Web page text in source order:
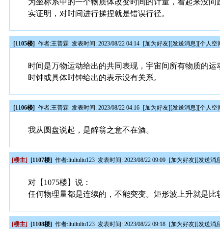
为坐标系中的一个物质体改变时间的计量，看起来没
实证明，对时间进行揉捏就是错误行径。
[1105楼] 作者:王普霖 发表时间: 2023/08/22 04:14 [加为好友][发送消息][个人空
时间是万物运动给出的共同表现，宇宙间所有物质的
时钟或具体时钟给出的表示没有关系。
[1106楼] 作者:王普霖 发表时间: 2023/08/22 04:16 [加为好友][发送消息][个人空
我从圆盘说起，是醉翁之意不在酒。
[楼主] [1107楼] 作者:liuliuliu123 发表时间: 2023/08/22 09:09 [加为好友][发送消
对【1075楼】说：
任何物理量都是连续的，不能突变。矩形波上升就是
[楼主] [1108楼] 作者:liuliuliu123 发表时间: 2023/08/22 09:18 [加为好友][发送消